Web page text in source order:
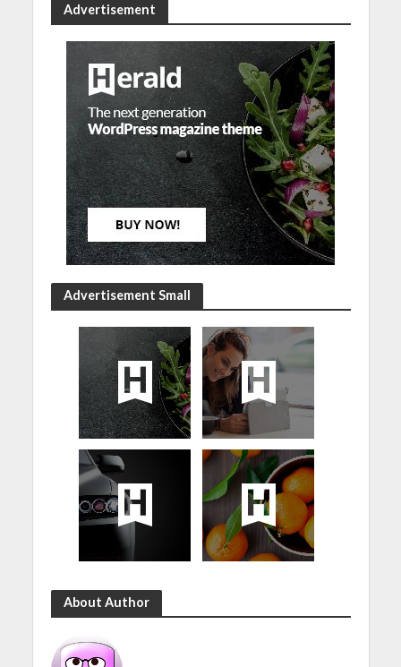
Advertisement
Advertisement Small
About Author